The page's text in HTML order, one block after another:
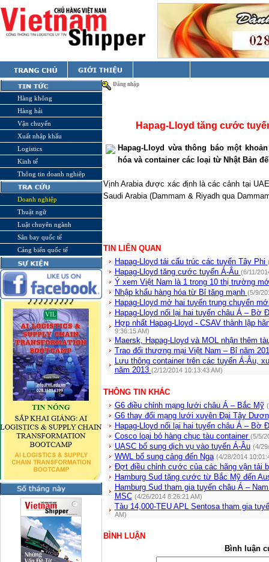
Hàng không
Hàng hải
Vận chuyển
Xuất nhập khẩu
Logistics
Kinh tế
Thông tin doanh nghiệp
Doanh nghiệp
Thuật ngữ
Luật chuyên ngành
Sân bay quốc tế
Cảng biển quốc tế
Đăng nhập
Hapag-Lloyd tăng cước
Hapag-Lloyd vừa thông báo một
hóa và container các loại từ Nhật Bản
Vịnh Arabia được xác định là các cảnh tại
Saudi Arabia(Dammam & Riyadh qua
TIN LIÊN QUAN
Hapag-Lloyd tái cấu trúc các tuyến Tây Phi
Hapag-Lloyd tăng cước tuyến Á-Âu (6/11/
Ý xem Việt Nam là 1 trong 10 thị trường
Nhập khẩu hàng hóa từ Bỉ tăng mạnh (5/9/
Hapag-Lloyd mở hai tuyến trung chuyển
Hapag-Lloyd nối lại hai tuyến châu Á – Bờ
Hợp nhất Hapag-Lloyd - CSAV thành lập
9:36:15 AM)
Maersk, Hapag-Lloyd và MOL nhận thêm
Trao đổi thương mại Việt Nam – Bỉ năm
Lưu thông container trên các tuyến Á-Âu,
năm 2013 (2/12/2014 10:13:43 AM)
THÔNG TIN KHÁC
G6 điều chỉnh mạng lưới châu Á – Bắc Mỹ
G6 thay đổi mạng lưới xuyên Đại Tây
Hapag-Lloyd nối lại hai tuyến châu Á – Bờ
Cosco loại bỏ hàng chục tàu container (5/5/
UASC bổ sung dịch vụ vào tuyến Á-Âu (4/
WWL bổ sung cảng đến Nga (4/28/2014
Đợt điều chỉnh cước của các hãng vận tải
Hamburg Sud tăng cước từ Bắc Mỹ đến
Hamburg Sud tham gia tuyến châu Á –
MSC (4/26/2014 8:26:21 AM)
Tàu 14,000-TEU APL Sentosa tham gia
AM)
BÌNH LUẬN
Bình luận